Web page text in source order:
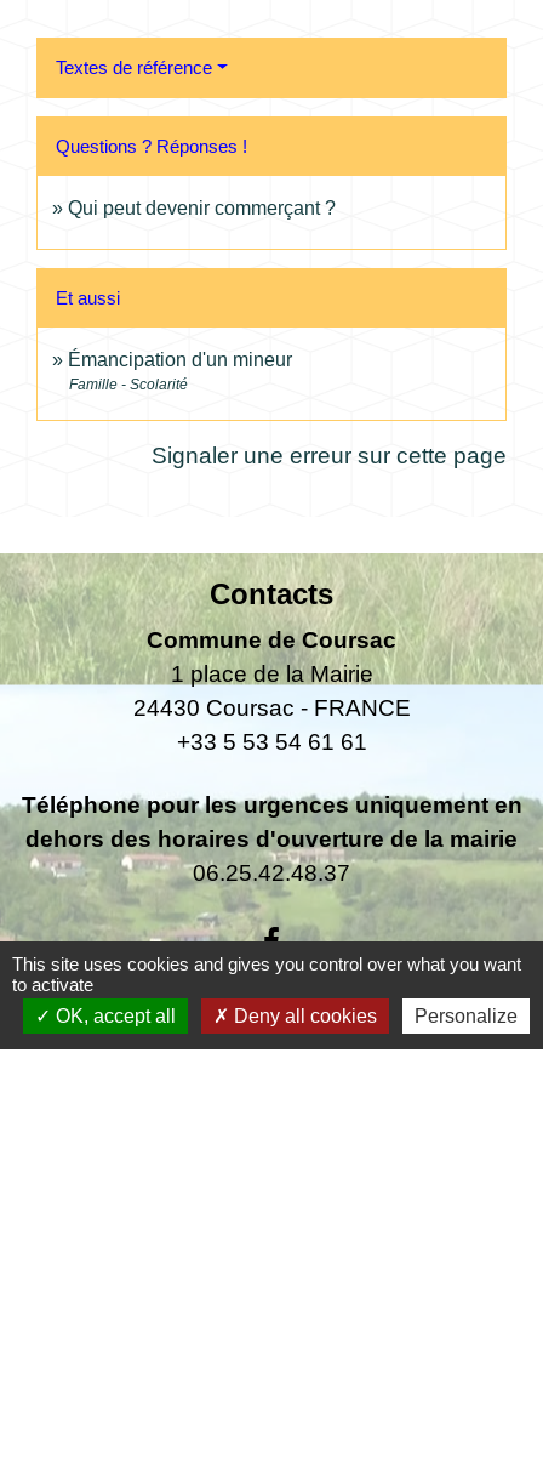
Textes de référence
Questions ? Réponses !
Qui peut devenir commerçant ?
Et aussi
Émancipation d'un mineur
Famille - Scolarité
Signaler une erreur sur cette page
Contacts
Commune de Coursac
1 place de la Mairie
24430 Coursac - FRANCE
+33 5 53 54 61 61
Téléphone pour les urgences uniquement en
dehors des horaires d'ouverture de la mairie
06.25.42.48.37
Liens
This site uses cookies and gives you control over what you want
to activate
OK, accept all
Deny all cookies Personalize